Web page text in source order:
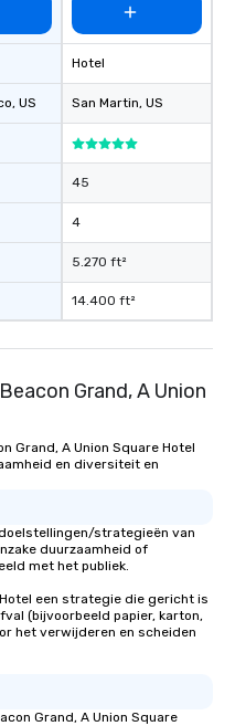
, US
Hotel
San Martin, US
45
4
5.270 ft²
14.400 ft²
Grand, A Union
Grand, A Union Square Hotel
en diversiteit en
strategieën van
duurzaamheid of
met het publiek.
een strategie die gericht is
(bijvoorbeeld papier, karton,
het verwijderen en scheiden
Grand, A Union Square